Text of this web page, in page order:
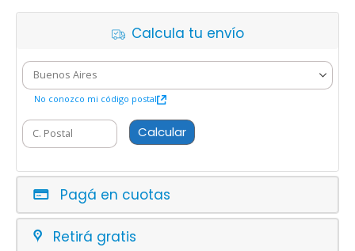
Calcula tu envío
No conozco mi código postal
Calcular
Pagá en cuotas
Retirá gratis